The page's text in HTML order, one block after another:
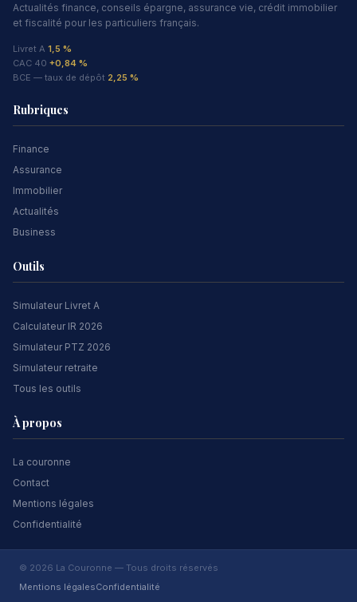
Actualités finance, conseils épargne, assurance vie, crédit immobilier
et fiscalité pour les particuliers français.
Livret A 1,5 %
CAC 40 +0,84 %
BCE — taux de dépôt 2,25 %
Rubriques
Finance
Assurance
Immobilier
Actualités
Business
Outils
Simulateur Livret A
Calculateur IR 2026
Simulateur PTZ 2026
Simulateur retraite
Tous les outils
À propos
La couronne
Contact
Mentions légales
Confidentialité
© 2026 La Couronne — Tous droits réservés
Mentions légalesConfidentialité